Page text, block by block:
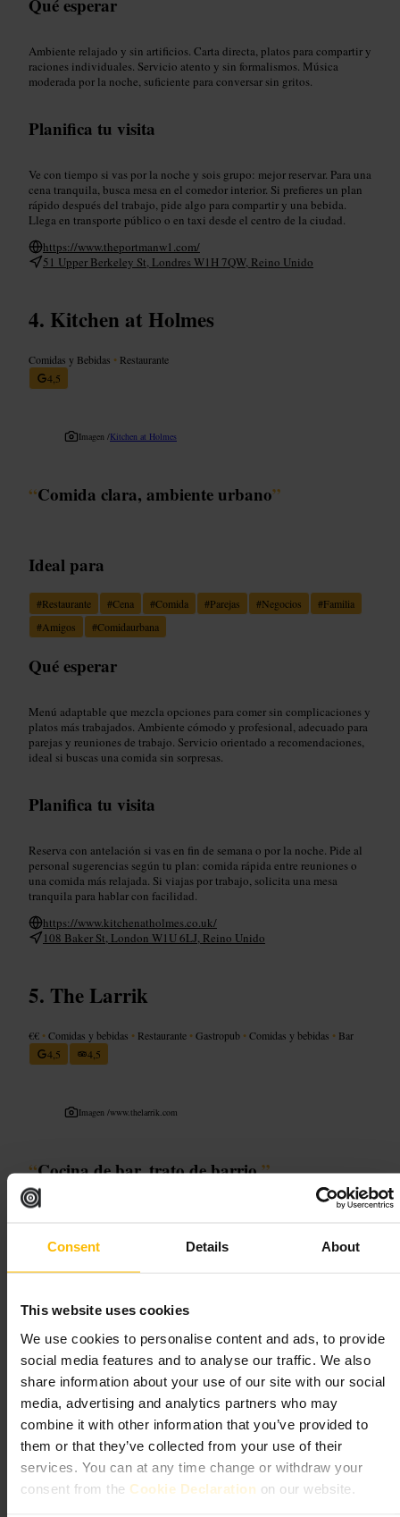
Consent Details About
This website uses cookies
We use cookies to personalise content and ads, to provide
social media features and to analyse our traffic. We also
share information about your use of our site with our social
media, advertising and analytics partners who may
combine it with other information that you’ve provided to
them or that they’ve collected from your use of their
services. You can at any time change or withdraw your
consent from the Cookie Declaration on our website.
Ambiente relajado y sin artificios. Carta directa, platos para compartir y
raciones individuales. Servicio atento y sin formalismos. Música
moderada por la noche, suficiente para conversar sin gritos.
Planifica tu visita
Ve con tiempo si vas por la noche y sois grupo: mejor reservar. Para una
cena tranquila, busca mesa en el comedor interior. Si prefieres un plan
rápido después del trabajo, pide algo para compartir y una bebida.
Llega en transporte público o en taxi desde el centro de la ciudad.
https://www.theportmanw1.com/
51 Upper Berkeley St, Londres W1H 7QW, Reino Unido
Kitchen at Holmes
Comidas y Bebidas • Restaurante
4,5
Imagen /Kitchen at Holmes
“Comida clara, ambiente urbano”
Ideal para
#Restaurante #Cena #Comida #Parejas #Negocios #Familia
#Amigos #Comidaurbana
Qué esperar
Menú adaptable que mezcla opciones para comer sin complicaciones y
platos más trabajados. Ambiente cómodo y profesional, adecuado para
parejas y reuniones de trabajo. Servicio orientado a recomendaciones,
ideal si buscas una comida sin sorpresas.
Planifica tu visita
Reserva con antelación si vas en fin de semana o por la noche. Pide al
personal sugerencias según tu plan: comida rápida entre reuniones o
una comida más relajada. Si viajas por trabajo, solicita una mesa
tranquila para hablar con facilidad.
https://www.kitchenatholmes.co.uk/
108 Baker St, London W1U 6LJ, Reino Unido
The Larrik
€€ •Comidas y bebidas • Restaurante •Gastropub •Comidas y bebidas • Bar
4,5
4,5
Imagen /www.thelarrik.com
“Cocina de bar, trato de barrio.”
Ideal para
#
BaresLondres
Qué esperar
Platos sencillos con toque cuidado, raciones para compartir y opciones
contundentes de pub. Barra con grifos cambiantes y mesas tanto
comunales como individuales. Ambiente animado por la noche, más
tranquilo a mediodía. Personal preparado para recomendar platos y
combinaciones de cerveza.
Planifica tu visita